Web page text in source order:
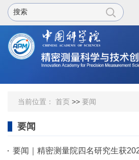
当前位置： 首页 >> 要闻
要闻